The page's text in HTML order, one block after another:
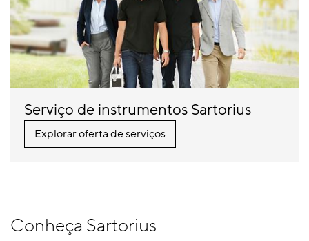
Serviço de instrumentos Sartorius
Explorar oferta de serviços
Conheça Sartorius